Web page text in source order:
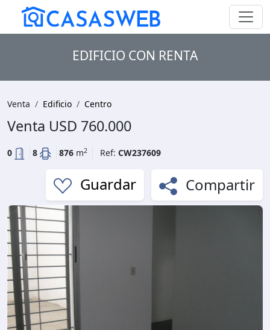
EDIFICIO CON RENTA
Venta Edificio Centro
Venta USD 760.000
0 8 876 m2 Ref: CW237609
Guardar Compartir